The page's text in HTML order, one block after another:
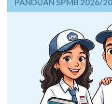
PANDUAN SPMB 2026/